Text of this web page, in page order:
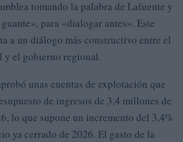
tomando la palabra de Lafuente y
para «dialogar antes». Este
a un diálogo más constructivo entre el
y el gobierno regional.
unas cuentas de explotación que
de ingresos de 3,4 millones de
lo que supone un incremento del 3,4%
ya cerrado de 2026. El gasto de la